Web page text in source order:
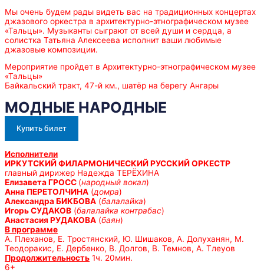
Мы очень будем рады видеть вас на традиционных концертах
джазового оркестра в архитектурно-этнографическом музее
«Тальцы». Музыканты сыграют от всей души и сердца, а
солистка Татьяна Алексеева исполнит ваши любимые
джазовые композиции.
Мероприятие пройдет в Архитектурно-этнографическом музее
«Тальцы»
Байкальский тракт, 47-й км., шатёр на берегу Ангары
МОДНЫЕ НАРОДНЫЕ
Купить билет
Исполнители
ИРКУТСКИЙ ФИЛАРМОНИЧЕСКИЙ РУССКИЙ ОРКЕСТР
главный дирижер Надежда ТЕРЁХИНА
Елизавета ГРОСС (народный вокал)
Анна ПЕРЕТОЛЧИНА (домра)
Александра БИКБОВА (балалайка)
Игорь СУДАКОВ (балалайка контрабас)
Анастасия РУДАКОВА (баян)
В программе
А. Плеханов, Е. Тростянский, Ю. Шишаков, А. Долуханян, М.
Теодоракис, Е. Дербенко, В. Долгов, В. Темнов, А. Тлеуов
Продолжительность 1ч. 20мин.
6+